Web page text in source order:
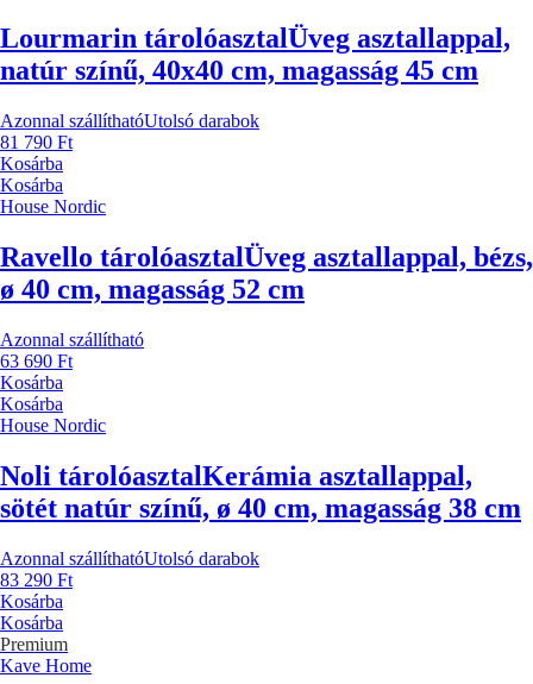
Lourmarin tárolóasztalÜveg asztallappal,
natúr színű, 40x40 cm, magasság 45 cm
Azonnal szállíthatóUtolsó darabok
81 790 Ft
Kosárba
Kosárba
House Nordic
Ravello tárolóasztalÜveg asztallappal, bézs,
ø 40 cm, magasság 52 cm
Azonnal szállítható
63 690 Ft
Kosárba
Kosárba
House Nordic
Noli tárolóasztalKerámia asztallappal,
sötét natúr színű, ø 40 cm, magasság 38 cm
Azonnal szállíthatóUtolsó darabok
83 290 Ft
Kosárba
Kosárba
Premium
Kave Home